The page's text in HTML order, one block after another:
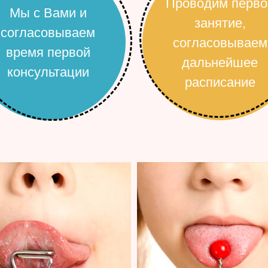
Мы с Вами и
согласовываем
время первой
консультации
Проводим
занятие,
согласовываем
дальнейшее
расписание